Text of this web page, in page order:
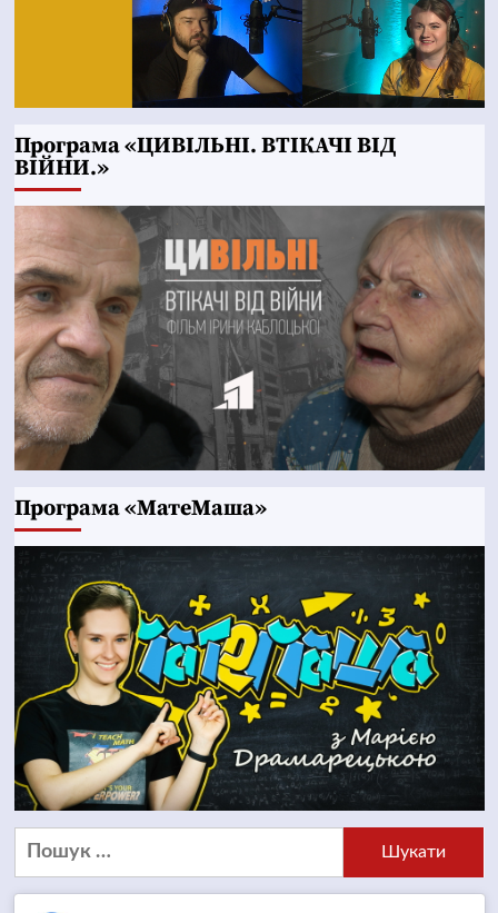
Програма «ЦИВІЛЬНІ. ВТІКАЧІ ВІД
ВІЙНИ.»
Програма «МатеМаша»
Пошук: